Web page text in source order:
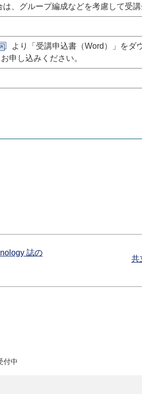
、グループ編成などを考慮して受講
より「受講申込書（Word）」をダ
申し込みください。
誌の
共
付中